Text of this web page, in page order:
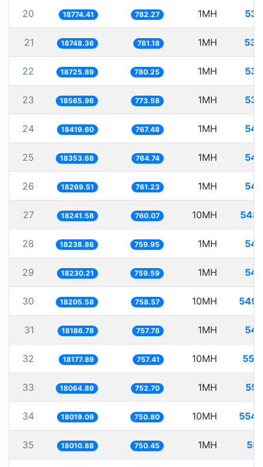
20 18774.41 782.27 1MH
21 18748.36 781.18 1MH
22 18725.89 780.25 1MH
23 18565.96 773.58 1MH
24 18419.60 767.48 1MH
25 18353.68 764.74 1MH
26 18269.51 761.23 1MH
27 18241.58 760.07 10MH
28 18238.86 759.95 1MH
29 18230.21 759.59 1MH
30 18205.58 758.57 10MH
31 18186.78 757.78 1MH
32 18177.89 757.41 10MH
33 18064.89 752.70 1MH
34 18019.09 750.80 10MH
35 18010.88 750.45 1MH